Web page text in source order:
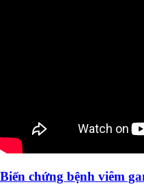
Biến chứng bệnh viêm